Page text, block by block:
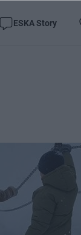
ESKA Story